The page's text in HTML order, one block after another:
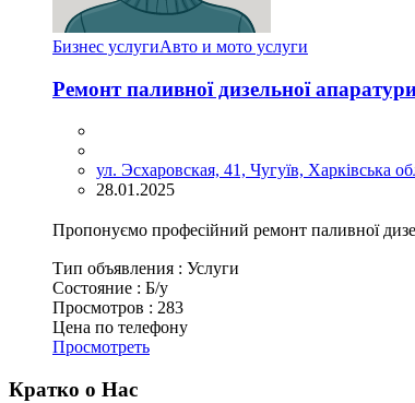
Бизнес услугиАвто и мото услуги
Ремонт паливної дизельної
ул. Эсхаровская, 41, Чугуїв, Харківська
28.01.2025
Пропонуємо професійний ремонт паливної
Тип объявления : Услуги
Состояние : Б/у
Просмотров : 283
Цена по телефону
Просмотреть
Кратко о Нас